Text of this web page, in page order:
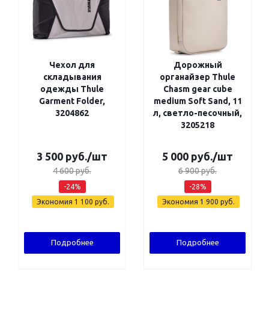
Чехол для
складывания
одежды Thule
Garment Folder,
3204862
3 500 руб./шт
4 600руб.
-24%
Экономия 1 100 руб.
Подробнее
Дорожный
органайзер Thule
Chasm gear cube
medium Soft Sand, 11
л, светло-песочный,
3205218
5 000 руб./шт
6 900руб.
-28%
Экономия 1 900 руб.
Подробнее